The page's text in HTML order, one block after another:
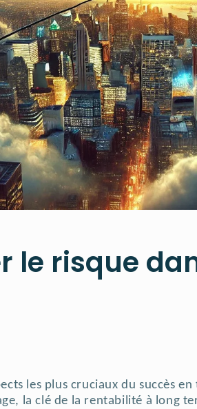
le risque
les plus cruciaux du succès
la clé de la rentabilité à long